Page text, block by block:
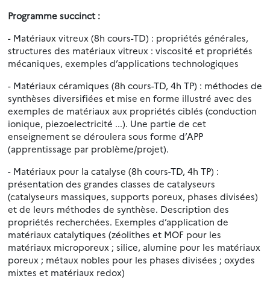
Programme succinct :
- Matériaux vitreux (8h cours-TD) : propriétés générales,
structures des matériaux vitreux : viscosité et propriétés
mécaniques, exemples d’applications technologiques
- Matériaux céramiques (8h cours-TD, 4h TP) : méthodes de
synthèses diversifiées et mise en forme illustré avec des
exemples de matériaux aux propriétés ciblés (conduction
ionique, piezoelectricité ...). Une partie de cet
enseignement se déroulera sous forme d’APP
(apprentissage par problème/projet).
- Matériaux pour la catalyse (8h cours-TD, 4h TP) :
présentation des grandes classes de catalyseurs
(catalyseurs massiques, supports poreux, phases divisées)
et de leurs méthodes de synthèse. Description des
propriétés recherchées. Exemples d’application de
matériaux catalytiques (zéolithes et MOF pour les
matériaux microporeux ; silice, alumine pour les matériaux
poreux ; métaux nobles pour les phases divisées ; oxydes
mixtes et matériaux redox)